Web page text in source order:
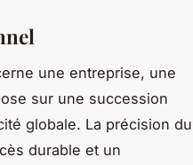
une entreprise, une
sur une succession
globale. La précision du
durable et un